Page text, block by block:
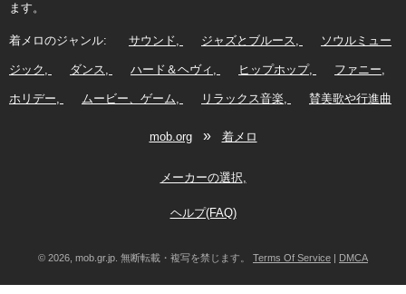
ます。
着メロのジャンル: サウンド ジャズとブルース ソウルミュー
ジック ダンス ハード＆ヘヴィ ヒップホップ ファニー
ホリデー ムービー、ゲーム リラックス音楽 賛美歌や行進曲
mob.org» 着メロ
メーカーの選択
ヘルプ(FAQ)
© 2026, mob.gr.jp. 無断転載・複写を禁じます。 Terms Of Service DMCA